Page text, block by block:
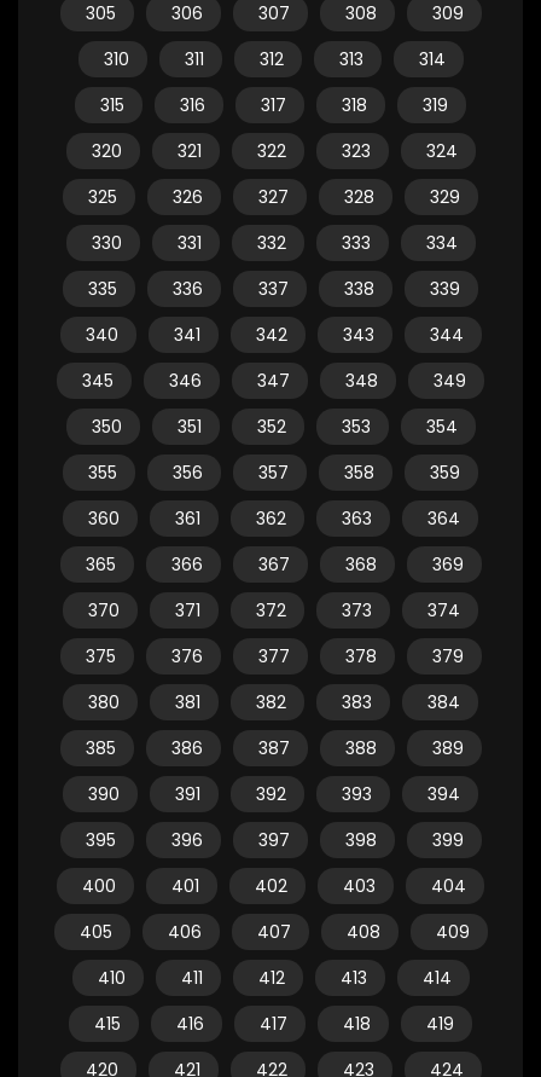
305
306 307 308
309
310
311 312 313
314
315
316 317 318
319
320
321 322 323
324
325
326 327 328
329
330
331 332 333
334
335
336 337 338
339
340
341 342 343
344
345
346 347 348
349
350
351 352 353
354
355
356 357 358
359
360
361 362 363
364
365
366 367 368
369
370
371 372 373
374
375
376 377 378
379
380
381 382 383
384
385
386 387 388
389
390
391 392 393
394
395
396 397 398
399
400
401 402 403
404
405
406 407 408
409
410
411 412 413
414
415
416 417 418
419
420
421 422 423 424